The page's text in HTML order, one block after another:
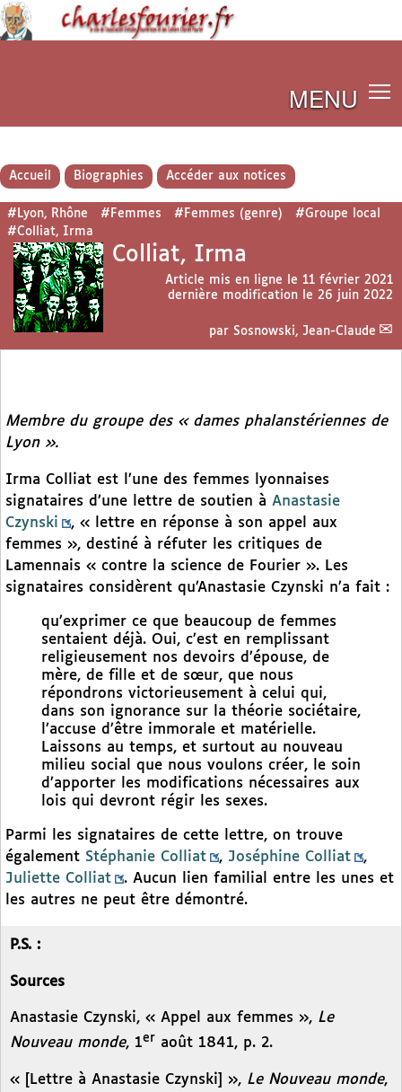
MENU
Accueil Biographies Accéder aux notices
#Lyon, Rhône #Femmes #Femmes (genre)
#Groupe local
#Colliat, Irma
Colliat, Irma
Article mis en ligne le 11 février 2021
dernière modification le 26 juin 2022
par Sosnowski, Jean-Claude
Membre du groupe des « dames phalanstériennes de
Lyon ».
Irma Colliat est l’une des femmes lyonnaises
signataires d’une lettre de soutien à Anastasie
Czynski
, « lettre en réponse à son appel aux
femmes », destiné à réfuter les critiques de
Lamennais « contre la science de Fourier ». Les
signataires considèrent qu’Anastasie Czynski n’a fait :
qu’exprimer ce que beaucoup de femmes
sentaient déjà. Oui, c’est en remplissant
religieusement nos devoirs d’épouse, de
mère, de fille et de sœur, que nous
répondrons victorieusement à celui qui,
dans son ignorance sur la théorie sociétaire,
l’accuse d’être immorale et matérielle.
Laissons au temps, et surtout au nouveau
milieu social que nous voulons créer, le soin
d’apporter les modifications nécessaires aux
lois qui devront régir les sexes.
Parmi les signataires de cette lettre, on trouve
également Stéphanie Colliat , Joséphine Colliat
,
Juliette Colliat
. Aucun lien familial entre les unes et
les autres ne peut être démontré.
P.S. :
Sources
Anastasie Czynski, « Appel aux femmes », Le
Nouveau monde, 1er août 1841, p. 2.
« [Lettre à Anastasie Czynski] », Le Nouveau monde,